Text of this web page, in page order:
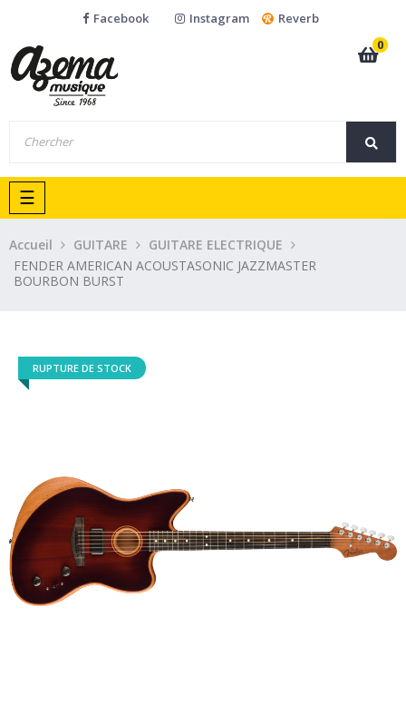
Facebook Instagram
Reverb
0
Basculer
la
navigation
☰
Accueil GUITARE
GUITARE ELECTRIQUE
FENDER AMERICAN ACOUSTASONIC JAZZMASTER
BOURBON BURST
RUPTURE DE STOCK